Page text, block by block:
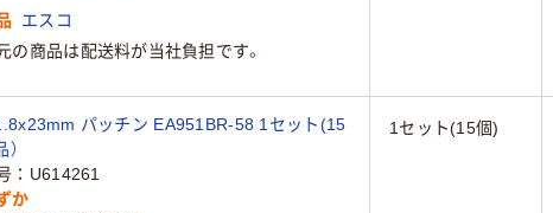
エスコ
の商品は配送料が当社負担です。
パッチン EA951BR-58 1セット(15
U614261
か
1セット(15個)